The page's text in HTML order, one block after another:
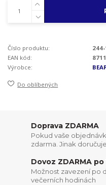
Číslo produktu:
EAN kód:
Výrobce:
Do oblíbených
Doprava ZDARMA
Pokud vaše
zdarma. Jinak
Dovoz ZDARMA
Možnost zavezení po
večerních hodinách